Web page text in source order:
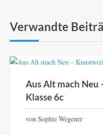
Verwandte
Aus Alt mach Neu
Klasse 6c
von Sophie Wegener